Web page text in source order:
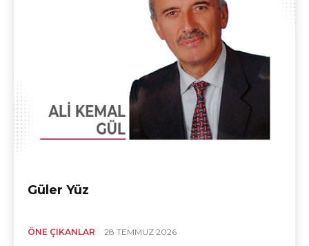
Güler Yüz
ÖNE ÇIKANLAR 28 TEMMUZ 2026